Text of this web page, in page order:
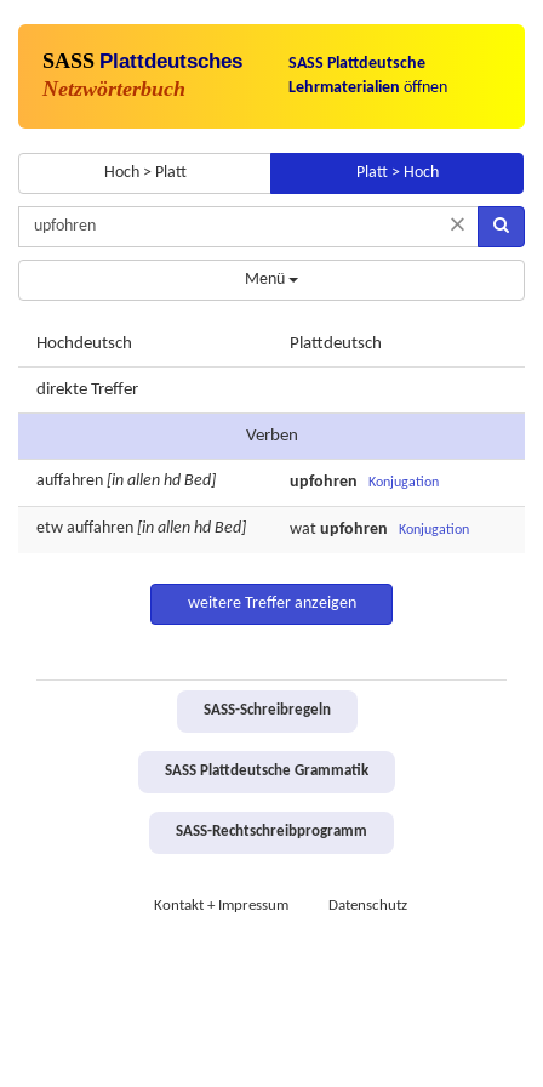
SASS Plattdeutsches
Netzwörterbuch
SASS Plattdeutsche
Lehrmaterialien öffnen
Hoch > Platt Platt > Hoch
×
Menü
Hochdeutsch Plattdeutsch
direkte Treffer
Verben
auffahren [in allen hd Bed] upfohren Konjugation
etw auffahren [in allen hd Bed] wat upfohren Konjugation
weitere Treffer anzeigen
SASS-Schreibregeln
SASS Plattdeutsche Grammatik
SASS-Rechtschreibprogramm
Kontakt + Impressum Datenschutz